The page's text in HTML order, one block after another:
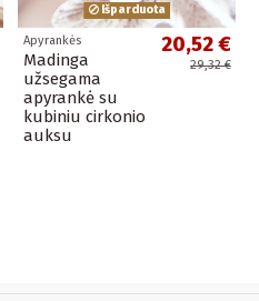
Išparduota
Apyrankės
Madinga
užsegama
apyrankė su
kubiniu cirkonio
auksu
20,52 €
29,32 €